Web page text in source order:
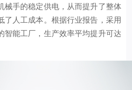
械手的稳定供电，从而提升了整体
了人工成本。根据行业报告，采用
智能工厂，生产效率平均提升可达